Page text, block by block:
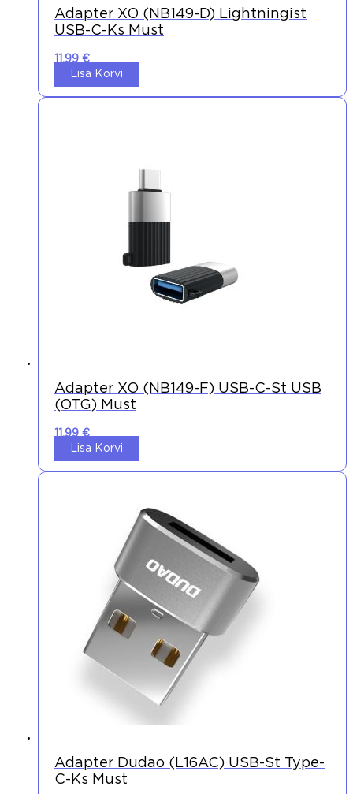
Adapter XO (NB149-D) Lightningist
USB-C-Ks Must
11,99 €
Lisa Korvi
Adapter XO (NB149-F) USB-C-St USB
(OTG) Must
11,99 €
Lisa Korvi
Adapter Dudao (L16AC) USB-St Type-
C-Ks Must